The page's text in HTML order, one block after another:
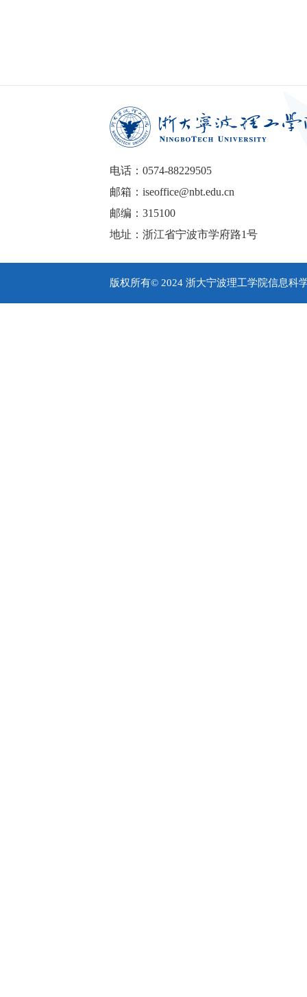
电话：0574-88229505
邮箱：iseoffice@nbt.edu.cn
邮编：315100
地址：浙江省宁波市学府路1号
版权所有© 2024 浙大宁波理工学院信息科